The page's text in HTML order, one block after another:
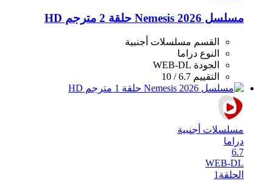
مسلسل Nemesis 2026 حلقة 2 مترجم HD
القسم مسلسلات أجنبية
النوع دراما
الجودة WEB-DL
التقييم 6.7 / 10
مسلسلات أجنبية
دراما
6.7
WEB-DL
الحلقة 1